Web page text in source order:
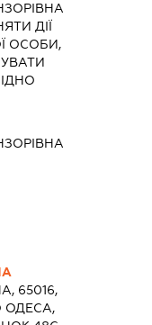
ДІЇ
ОСОБИ,
65016,
ОДЕСА,